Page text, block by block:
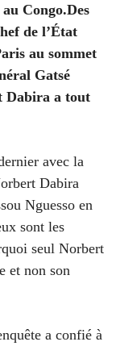
au Congo.Des
de l’État
au sommet
Gatsé
Dabira a tout
avec la
Dabira
Nguesso en
sont les
seul Norbert
et non son
a confié à